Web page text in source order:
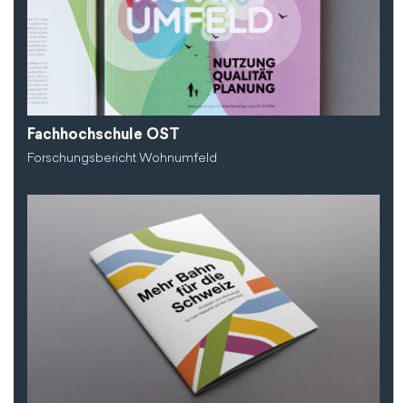
Fachhochschule OST
Forschungsbericht Wohnumfeld